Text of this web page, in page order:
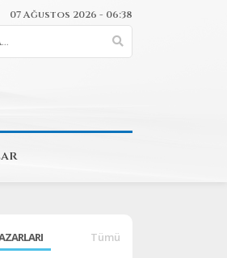
07 Ağustos 2026 - 06:38
Tümü